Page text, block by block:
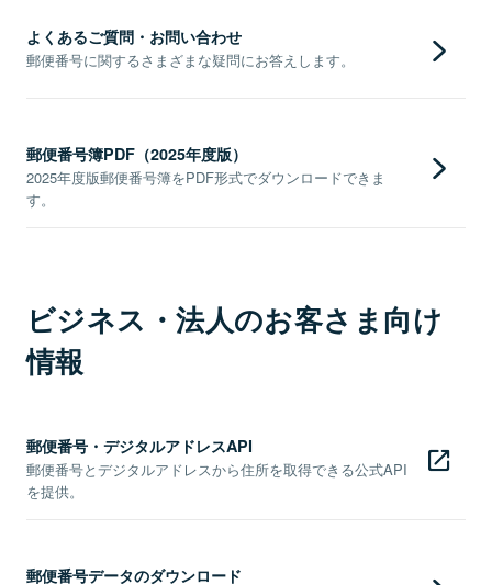
よくあるご質問・お問い合わせ
郵便番号に関するさまざまな疑問にお答えします。
郵便番号簿PDF（2025年度版）
2025年度版郵便番号簿をPDF形式でダウンロードできま
す。
ビジネス・法人のお客さま向け
情報
郵便番号・デジタルアドレスAPI
郵便番号とデジタルアドレスから住所を取得できる公式API
を提供。
郵便番号データのダウンロード